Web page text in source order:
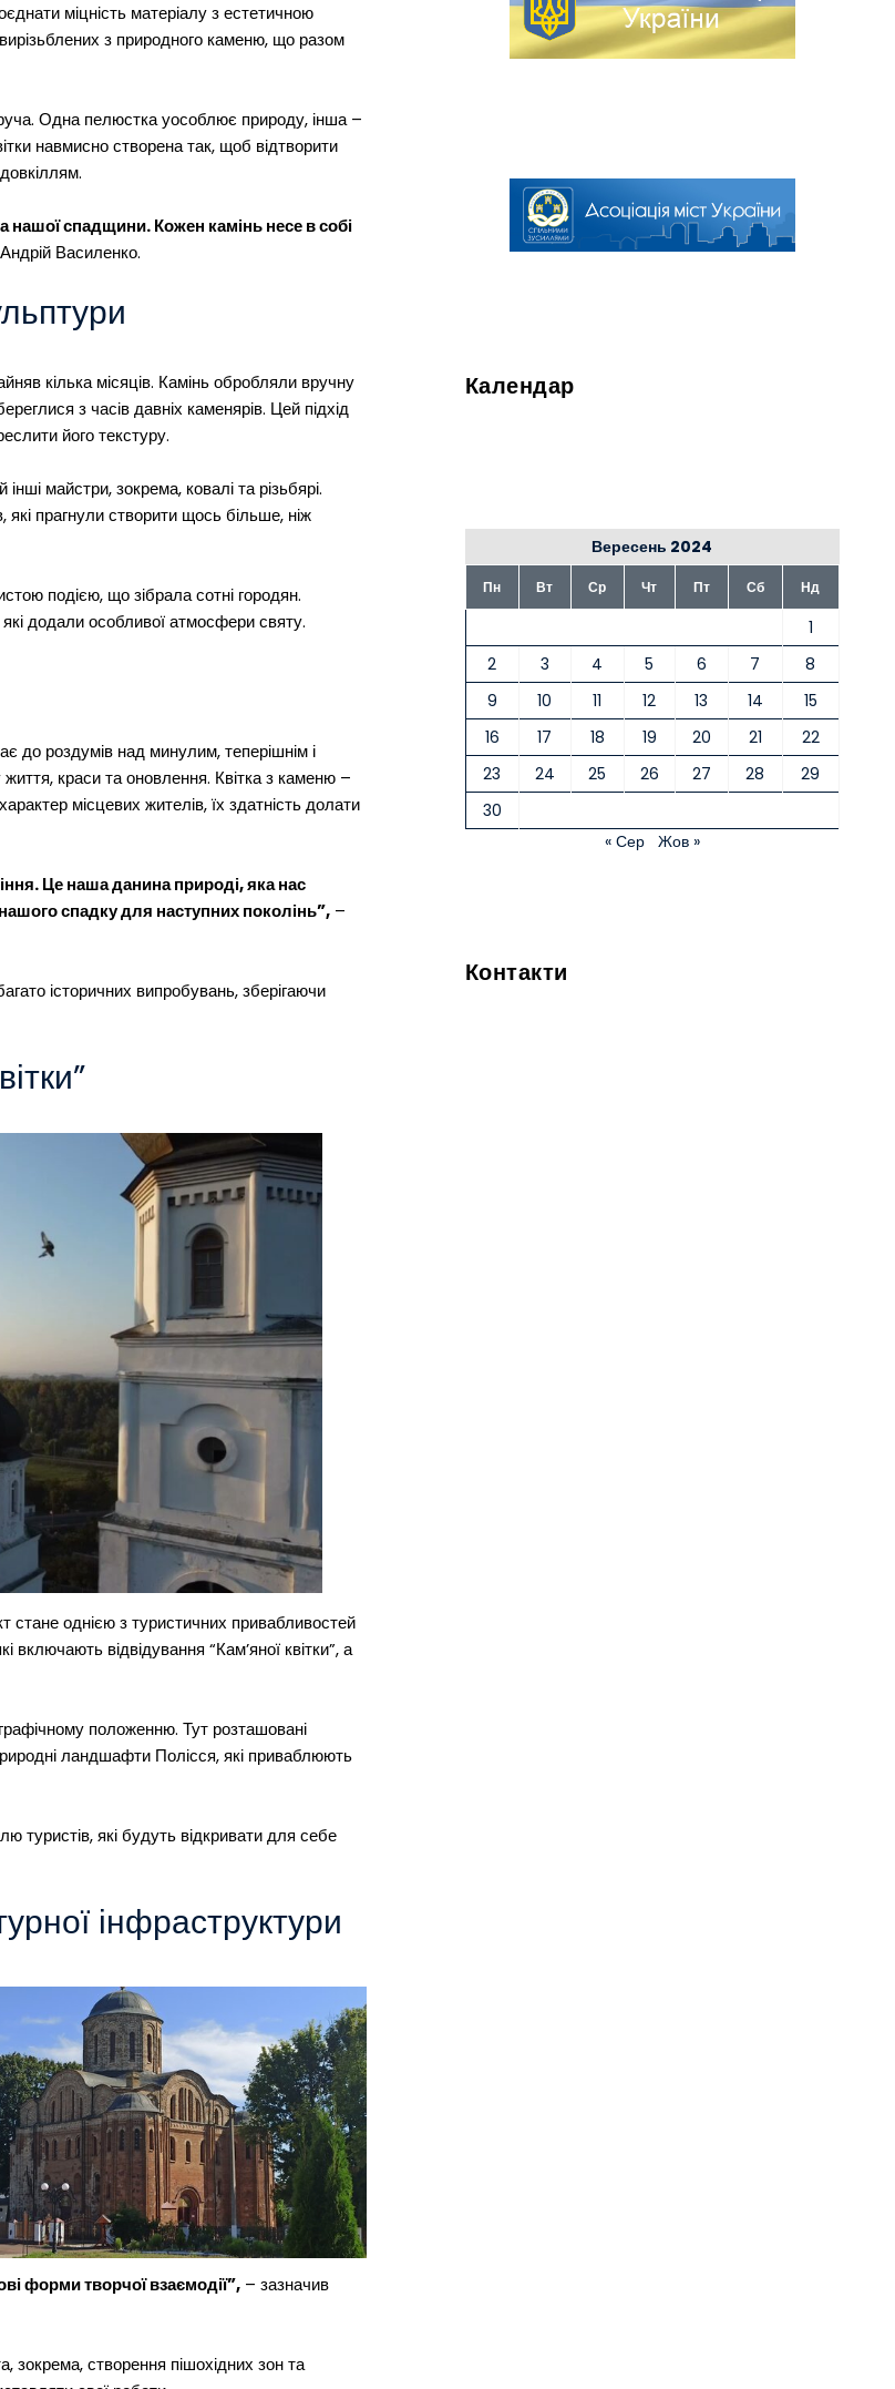
міцність матеріалу з естетичною
з природного каменю, що разом
Одна пелюстка уособлює природу, інша –
навмисно створена так, щоб відтворити
спадщини. Кожен камінь несе в собі
Василенко.
кілька місяців. Камінь обробляли вручну
з часів давніх каменярів. Цей підхід
його текстуру.
майстри, зокрема, ковалі та різьбярі.
які прагнули створити щось більше, ніж
подією, що зібрала сотні городян.
додали особливої атмосфери святу.
до роздумів над минулим, теперішнім і
краси та оновлення. Квітка з каменю –
місцевих жителів, їх здатність долати
Це наша данина природі, яка нас
спадку для наступних поколінь”, –
історичних випробувань, зберігаючи
стане однією з туристичних привабливостей
включають відвідування “Кам’яної квітки”, а
положенню. Тут розташовані
ландшафти Полісся, які приваблюють
туристів, які будуть відкривати для себе
інфраструктури
форми творчої взаємодії”, – зазначив
зокрема, створення пішохідних зон та
Календар
Вересень 2024
Пн Вт Ср Чт Пт Сб Нд
1
2
3 4 5 6 7
8
9
10 11 12 13 14
15
16
17 18 19 20 21
22
23
24 25 26 27 28
29
30
« Сер
Жов »
Контакти